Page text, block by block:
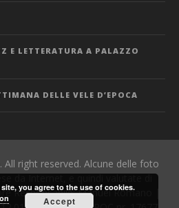
E LETTERATURA A PALAZZO
DELLE VELE D’EPOCA
right reserved. Alcune delle foto
Responsabile: Manuel Romano |
you agree to the use of cookies.
Accept